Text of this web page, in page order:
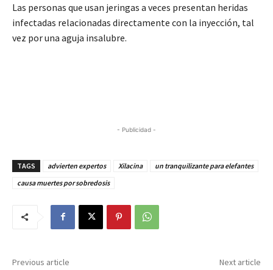
Las personas que usan jeringas a veces presentan heridas
infectadas relacionadas directamente con la inyección, tal
vez por una aguja insalubre.
- Publicidad -
TAGS advierten expertos Xilacina
un tranquilizante para elefantes
causa muertes por sobredosis
Previous article Next article